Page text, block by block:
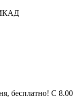
МКАД
бесплатно! С 8.00